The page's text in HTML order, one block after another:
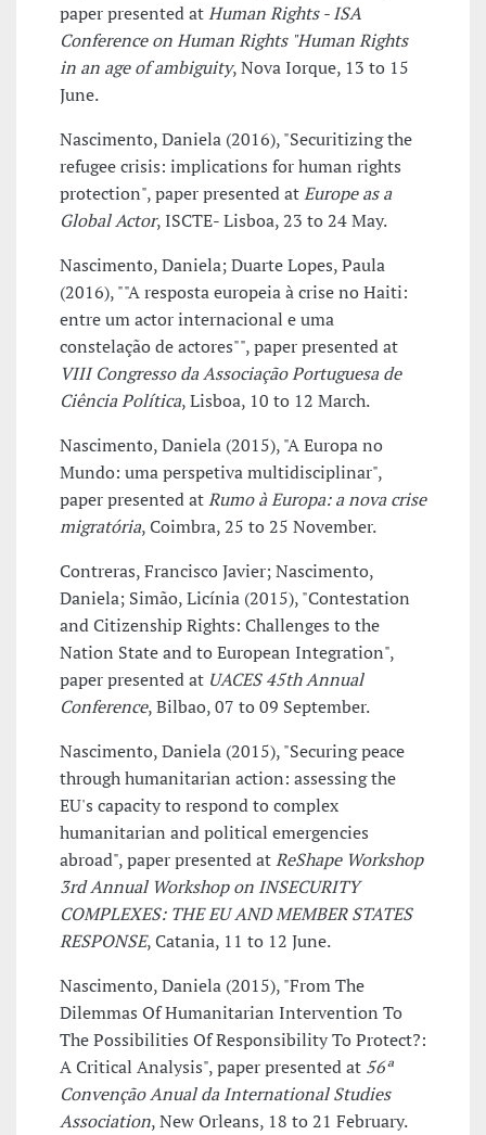
paper presented atHuman Rights - ISA
Conference on Human Rights "Human Rights
in an age of ambiguity, Nova Iorque, 13 to 15
June.
Nascimento, Daniela (2016), "Securitizing the
refugee crisis: implications for human rights
protection", paper presented atEurope as a
Global Actor, ISCTE- Lisboa, 23 to 24 May.
Nascimento, Daniela; Duarte Lopes, Paula
(2016), ""A resposta europeia à crise no Haiti:
entre um actor internacional e uma
constelação de actores"", paper presented at
VIII Congresso da Associação Portuguesa de
Ciência Política, Lisboa, 10 to 12 March.
Nascimento, Daniela (2015), "A Europa no
Mundo: uma perspetiva multidisciplinar",
paper presented atRumo à Europa: a nova crise
migratória, Coimbra, 25 to 25 November.
Contreras, Francisco Javier; Nascimento,
Daniela; Simão, Licínia (2015), "Contestation
and Citizenship Rights: Challenges to the
Nation State and to European Integration",
paper presented at UACES 45th Annual
Conference, Bilbao, 07 to 09 September.
Nascimento, Daniela (2015), "Securing peace
through humanitarian action: assessing the
EU's capacity to respond to complex
humanitarian and political emergencies
abroad", paper presented atReShape Workshop
3rd Annual Workshop on INSECURITY
COMPLEXES: THE EU AND MEMBER STATES
RESPONSE, Catania, 11 to 12 June.
Nascimento, Daniela (2015), "From The
Dilemmas Of Humanitarian Intervention To
The Possibilities Of Responsibility To Protect?:
A Critical Analysis", paper presented at 56ª
Convenção Anual da International Studies
Association, New Orleans, 18 to 21 February.